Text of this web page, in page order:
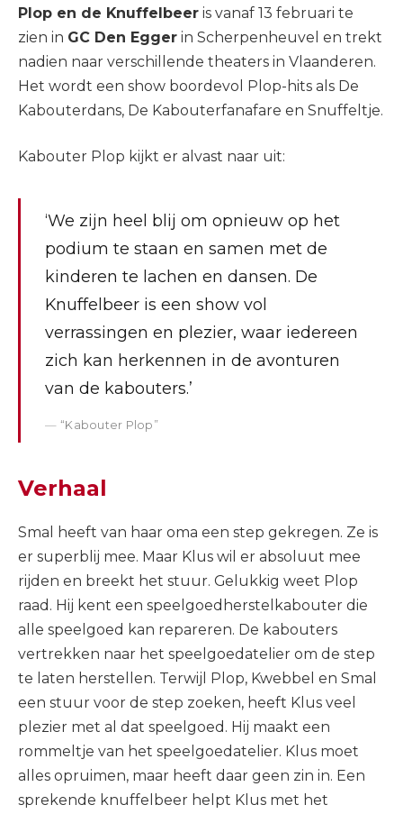
Plop en de Knuffelbeer is vanaf 13 februari te
zien in GC Den Egger in Scherpenheuvel en trekt
nadien naar verschillende theaters in Vlaanderen.
Het wordt een show boordevol Plop-hits als De
Kabouterdans, De Kabouterfanafare en Snuffeltje.
Kabouter Plop kijkt er alvast naar uit:
‘We zijn heel blij om opnieuw op het
podium te staan en samen met de
kinderen te lachen en dansen. De
Knuffelbeer is een show vol
verrassingen en plezier, waar iedereen
zich kan herkennen in de avonturen
van de kabouters.’
“Kabouter Plop”
Verhaal
Smal heeft van haar oma een step gekregen. Ze is
er superblij mee. Maar Klus wil er absoluut mee
rijden en breekt het stuur. Gelukkig weet Plop
raad. Hij kent een speelgoedherstelkabouter die
alle speelgoed kan repareren. De kabouters
vertrekken naar het speelgoedatelier om de step
te laten herstellen. Terwijl Plop, Kwebbel en Smal
een stuur voor de step zoeken, heeft Klus veel
plezier met al dat speelgoed. Hij maakt een
rommeltje van het speelgoedatelier. Klus moet
alles opruimen, maar heeft daar geen zin in. Een
sprekende knuffelbeer helpt Klus met het